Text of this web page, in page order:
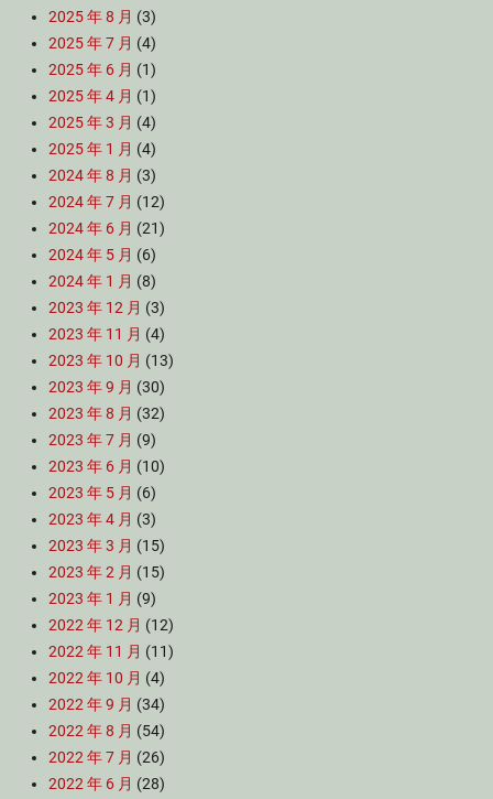
2025 年 8 月 (3)
2025 年 7 月 (4)
2025 年 6 月 (1)
2025 年 4 月 (1)
2025 年 3 月 (4)
2025 年 1 月 (4)
2024 年 8 月 (3)
2024 年 7 月 (12)
2024 年 6 月 (21)
2024 年 5 月 (6)
2024 年 1 月 (8)
2023 年 12 月 (3)
2023 年 11 月 (4)
2023 年 10 月 (13)
2023 年 9 月 (30)
2023 年 8 月 (32)
2023 年 7 月 (9)
2023 年 6 月 (10)
2023 年 5 月 (6)
2023 年 4 月 (3)
2023 年 3 月 (15)
2023 年 2 月 (15)
2023 年 1 月 (9)
2022 年 12 月 (12)
2022 年 11 月 (11)
2022 年 10 月 (4)
2022 年 9 月 (34)
2022 年 8 月 (54)
2022 年 7 月 (26)
2022 年 6 月 (28)